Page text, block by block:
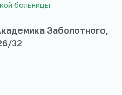
больницы.
Заболотного,
/32